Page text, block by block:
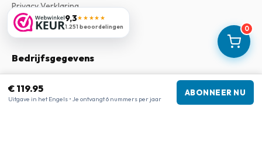
0
€ 119.95
Uitgave in het Engels • Je ontvangt 6 nummers per jaar
ABONNEER NU
9,3★★★★★
1.251 beoordelingen
Privacy Verklaring
Klachtenregeling
Bedrijfsgegevens
3043 PR Rotterdam, Nederland
Btw-nummer:
NL817937778B01